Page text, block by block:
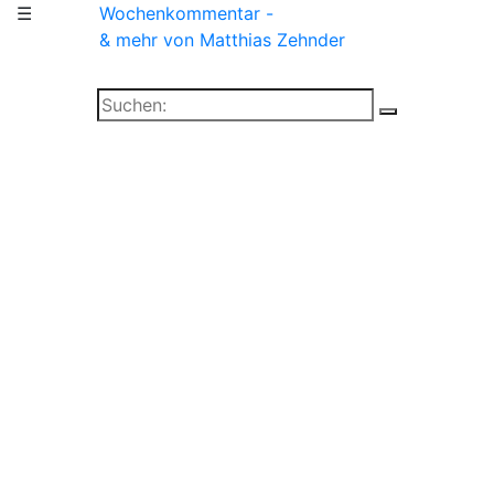
☰
Wochenkommentar -
& mehr von Matthias Zehnder